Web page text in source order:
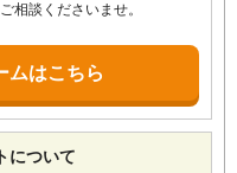
相談くださいませ。
ムはこちら
について